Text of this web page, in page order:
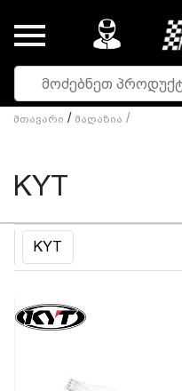
Მთავარი / Მაღაზია /
KYT
KYT